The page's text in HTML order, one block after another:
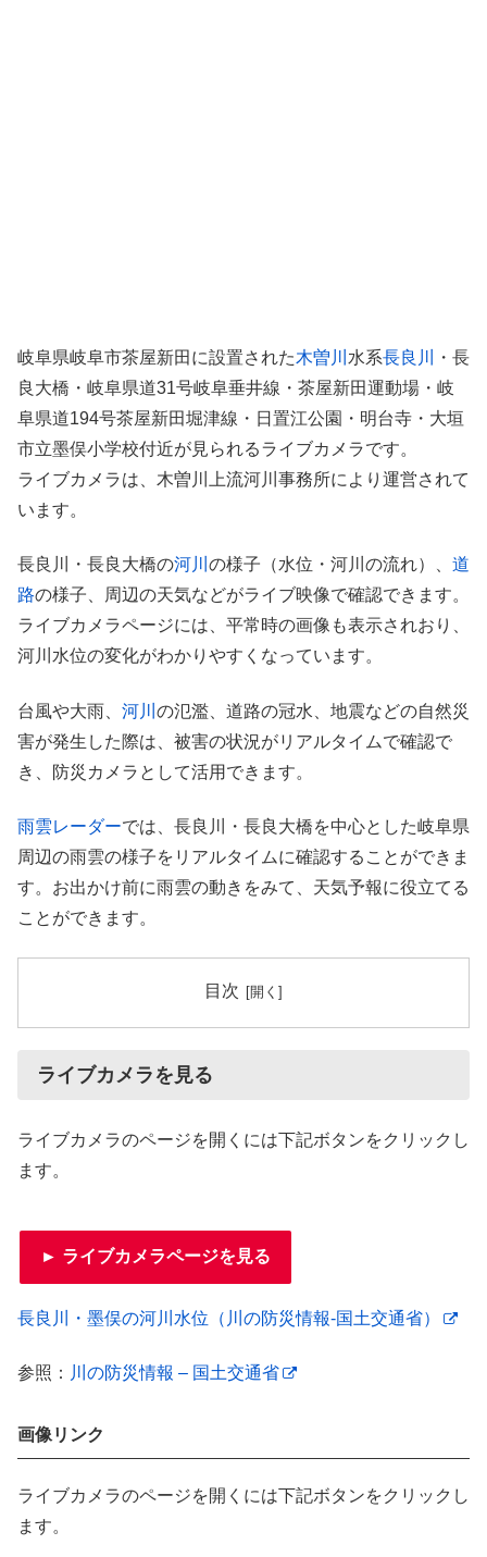
岐阜県岐阜市茶屋新田に設置された木曽川 水系長良川
・長
良大橋・岐阜県道31号岐阜垂井線・茶屋新田運動場・岐
阜県道194号茶屋新田堀津線・日置江公園・明台寺・大垣
市立墨俣小学校付近が見られるライブカメラです。
ライブカメラは、木曽川上流河川事務所により運営されて
います。
長良川・長良大橋の河川 の様子（水位・河川の流れ）、 道
路の様子、周辺の天気などがライブ映像で確認できます。
ライブカメラページには、平常時の画像も表示されおり、
河川水位の変化がわかりやすくなっています。
台風や大雨、 河川 の氾濫、道路の冠水、地震などの自然災
害が発生した際は、被害の状況がリアルタイムで確認で
き、防災カメラとして活用できます。
雨雲レーダーでは、長良川・長良大橋を中心とした岐阜県
周辺の雨雲の様子をリアルタイムに確認することができま
す。お出かけ前に雨雲の動きをみて、天気予報に役立てる
ことができます。
目次
ライブカメラを見る
ライブカメラのページを開くには下記ボタンをクリックし
ます。
► ライブカメラページを見る
長良川・墨俣の河川水位（川の防災情報-国土交通省）
参照： 川の防災情報 – 国土交通省
画像リンク
ライブカメラのページを開くには下記ボタンをクリックし
ます。